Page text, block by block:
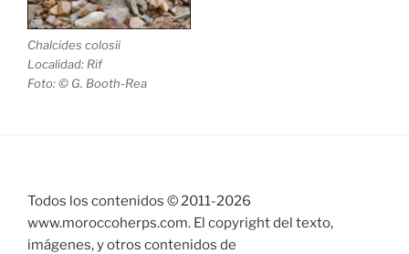
Chalcides colosii
Localidad: Rif
Foto: © G. Booth-Rea
Todos los contenidos © 2011-2026
www.moroccoherps.com. El copyright del texto,
imágenes, y otros contenidos de